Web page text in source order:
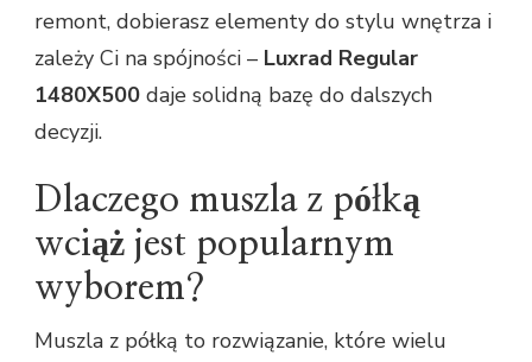
remont, dobierasz elementy do stylu wnętrza i
zależy Ci na spójności – Luxrad Regular
1480X500 daje solidną bazę do dalszych
decyzji.
Dlaczego muszla z półką
wciąż jest popularnym
wyborem?
Muszla z półką to rozwiązanie, które wielu